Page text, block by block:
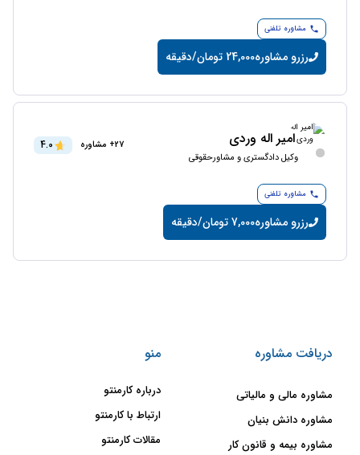
مشاوره تلفنی
رزرو مشاوره24,000 تومان/دقیقه
امیر اله وردی
وکیل دادگستری و مشاورحقوقی
27+ مشاوره 4.0
مشاوره تلفنی
رزرو مشاوره7,000 تومان/دقیقه
دریافت مشاوره
مشاوره مالی و مالیاتی
مشاوره دانش بنیان
مشاوره بیمه و قانون کار
منو
درباره کارمنتو
ارتباط با کارمنتو
مقالات کارمنتو